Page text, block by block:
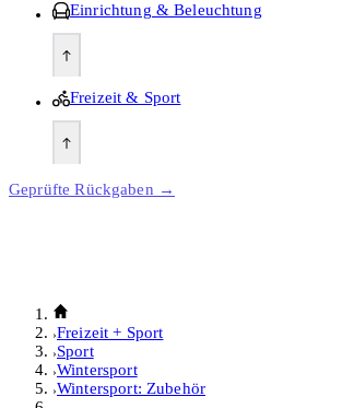
Einrichtung & Beleuchtung
Freizeit & Sport
Geprüfte Rückgaben →
Freizeit + Sport
Sport
Wintersport
Wintersport: Zubehör